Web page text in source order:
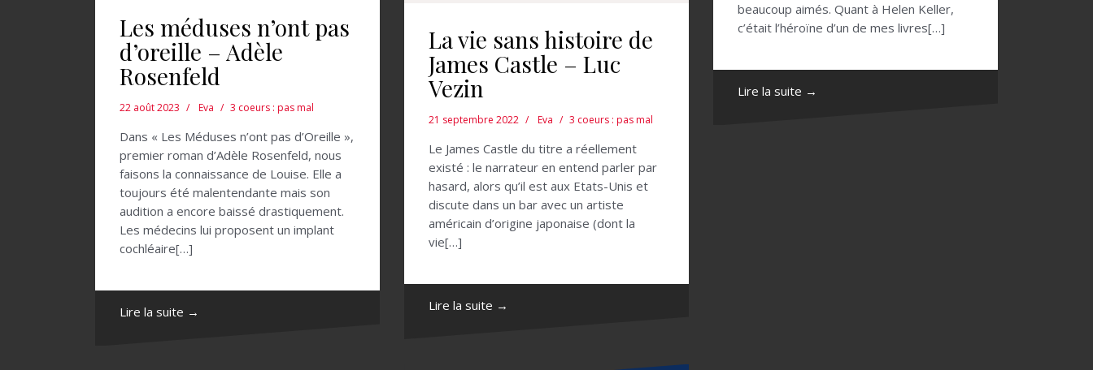
Les méduses n’ont pas
d’oreille – Adèle
Rosenfeld
22 août 2023 Eva 3 coeurs : pas mal
Dans « Les Méduses n’ont pas d’Oreille »,
premier roman d’Adèle Rosenfeld, nous
faisons la connaissance de Louise. Elle a
toujours été malentendante mais son
audition a encore baissé drastiquement.
Les médecins lui proposent un implant
cochléaire[…]
Lire la suite →
La vie sans histoire de
James Castle – Luc
Vezin
21 septembre 2022 Eva 3 coeurs : pas mal
Le James Castle du titre a réellement
existé : le narrateur en entend parler par
hasard, alors qu’il est aux Etats-Unis et
discute dans un bar avec un artiste
américain d’origine japonaise (dont la
vie[…]
Lire la suite →
beaucoup aimés. Quant à Helen Keller,
c’était l’héroïne d’un de mes livres[…]
Lire la suite →